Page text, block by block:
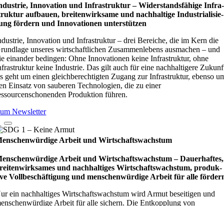
Innovation und Infrastruktur – Wider­stands­fä­hige Infra­
auf­bauen, brei­ten­wirk­same und nach­hal­tige Indu­stri­ali­sie­
för­dern und Inno­vati­o­nen unter­stüt­zen
Innovation und Infrastruktur – drei Bereiche, die im Kern die
unseres wirtschaftlichen Zusammenlebens ausmachen – und
einander bedingen: Ohne Innovationen keine Infrastruktur, ohne
keine Industrie. Das gilt auch für eine nachhaltigere
geht um einen gleichberechtigten Zugang zur Infrastruktur, ebenso
Einsatz von sauberen Technologien, die zu einer
Produktion führen.
Newsletter
Arbeit und Wirtschaftswachstum
Arbeit und Wirtschaftswachstum – Dau­e­r­haf­tes,
und nach­hal­ti­ges Wirt­schafts­wachs­tum, pro­duk­
Vollbe­schäf­ti­gung und men­schen­wür­dige Arbeit für alle
ein nachhaltiges Wirtschaftswachstum wird Armut beseitigen und
Arbeit für alle sichern. Die Entkopplung von